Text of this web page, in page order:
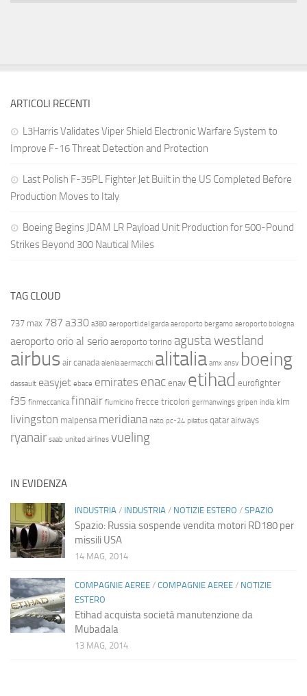
ARTICOLI RECENTI
L3Harris Validates Viper Shield Electronic Warfare System to
Improve F-16 Threat Detection and Protection
Last Polish F-35PL Fighter Jet Built in the US Completed Before
Production Moves to Italy
Boeing Begins JDAM LR Payload Unit Production for 500-Pound
Strikes Beyond 300 Nautical Miles
TAG CLOUD
737 max 787 a330 a380 aeroporti del garda aeroporto bergamo aeroporto bologna
aeroporto orio al serio aeroporto torino agusta westland
airbus air canada alenia aermacchi alitalia amx ansv boeing
dassault easyjet ebace emirates enac enav etihad eurofighter
f35 finmeccanica finnair fiumicino frecce tricolori germanwings gripen india klm
livingston malpensa meridiana nato pc-24 pilatus qatar airways
ryanair saab united airlines vueling
IN EVIDENZA
INDUSTRIA / INDUSTRIA / NOTIZIE ESTERO / SPAZIO
Spazio: Russia sospende vendita motori RD180 per
missili USA
14 MAG, 2014
COMPAGNIE AEREE / COMPAGNIE AEREE / NOTIZIE
ESTERO
Etihad acquista società manutenzione da
Mubadala
13 MAG, 2014